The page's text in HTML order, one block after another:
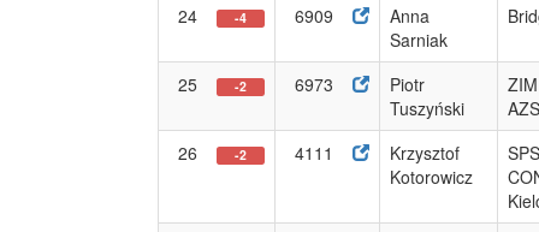
24
-4 6909
Anna
Sarniak
25 -2 6973
Piotr
Tuszyński
26
-2 4111
Krzysztof
Kotorowicz
SPS